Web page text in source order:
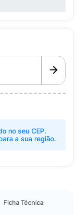
no seu CEP.
a sua região.
Ficha Técnica